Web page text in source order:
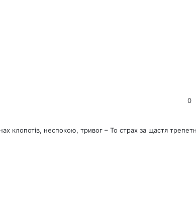
0
клопотів, неспокою, тривог – То страх за щастя